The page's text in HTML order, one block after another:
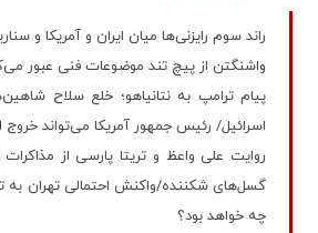
راند سوم رایزنی‌ها میان ایران و آمریکا و
واشنگتن از پیچ تند موضوعات فنی عبور
پیام ترامپ به نتانیاهو؛ خلع سلاح
اسرائیل/ رئیس جمهور آمریکا می‌تواند خروج
روایت علی واعظ و تریتا پارسی از مذاکرات
گسل‌های شکننده/واکنش احتمالی تهران به
چه خواهد بود؟